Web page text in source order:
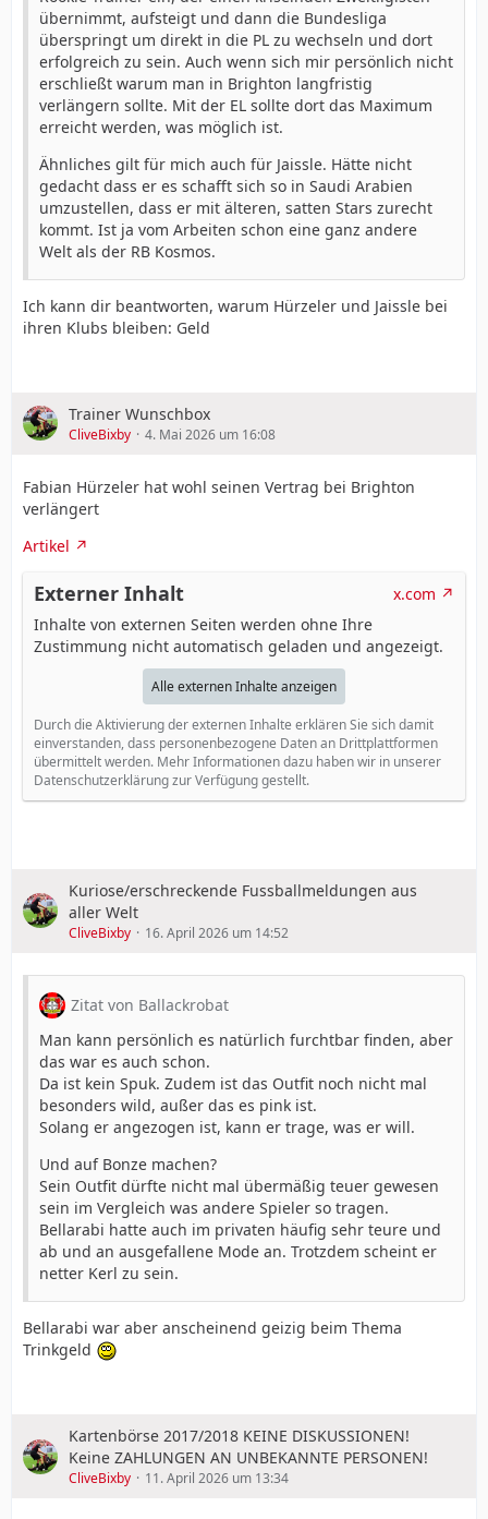
übernimmt, aufsteigt und dann die Bundesliga
überspringt um direkt in die PL zu wechseln und dort
erfolgreich zu sein. Auch wenn sich mir persönlich nicht
erschließt warum man in Brighton langfristig
verlängern sollte. Mit der EL sollte dort das Maximum
erreicht werden, was möglich ist.
Ähnliches gilt für mich auch für Jaissle. Hätte nicht
gedacht dass er es schafft sich so in Saudi Arabien
umzustellen, dass er mit älteren, satten Stars zurecht
kommt. Ist ja vom Arbeiten schon eine ganz andere
Welt als der RB Kosmos.
Ich kann dir beantworten, warum Hürzeler und Jaissle bei
ihren Klubs bleiben: Geld
Trainer Wunschbox
CliveBixby 4. Mai 2026 um 16:08
Fabian Hürzeler hat wohl seinen Vertrag bei Brighton
verlängert
Artikel
Externer Inhalt
x.com
Inhalte von externen Seiten werden ohne Ihre
Zustimmung nicht automatisch geladen und angezeigt.
Alle externen Inhalte anzeigen
Durch die Aktivierung der externen Inhalte erklären Sie sich damit
einverstanden, dass personenbezogene Daten an Drittplattformen
übermittelt werden. Mehr Informationen dazu haben wir in unserer
Datenschutzerklärung zur Verfügung gestellt.
Kuriose/erschreckende Fussballmeldungen aus
aller Welt
CliveBixby 16. April 2026 um 14:52
Zitat von Ballackrobat
Man kann persönlich es natürlich furchtbar finden, aber
das war es auch schon.
Da ist kein Spuk. Zudem ist das Outfit noch nicht mal
besonders wild, außer das es pink ist.
Solang er angezogen ist, kann er trage, was er will.
Und auf Bonze machen?
Sein Outfit dürfte nicht mal übermäßig teuer gewesen
sein im Vergleich was andere Spieler so tragen.
Bellarabi hatte auch im privaten häufig sehr teure und
ab und an ausgefallene Mode an. Trotzdem scheint er
netter Kerl zu sein.
Bellarabi war aber anscheinend geizig beim Thema
Trinkgeld
Kartenbörse 2017/2018 KEINE DISKUSSIONEN!
Keine ZAHLUNGEN AN UNBEKANNTE PERSONEN!
CliveBixby 11. April 2026 um 13:34